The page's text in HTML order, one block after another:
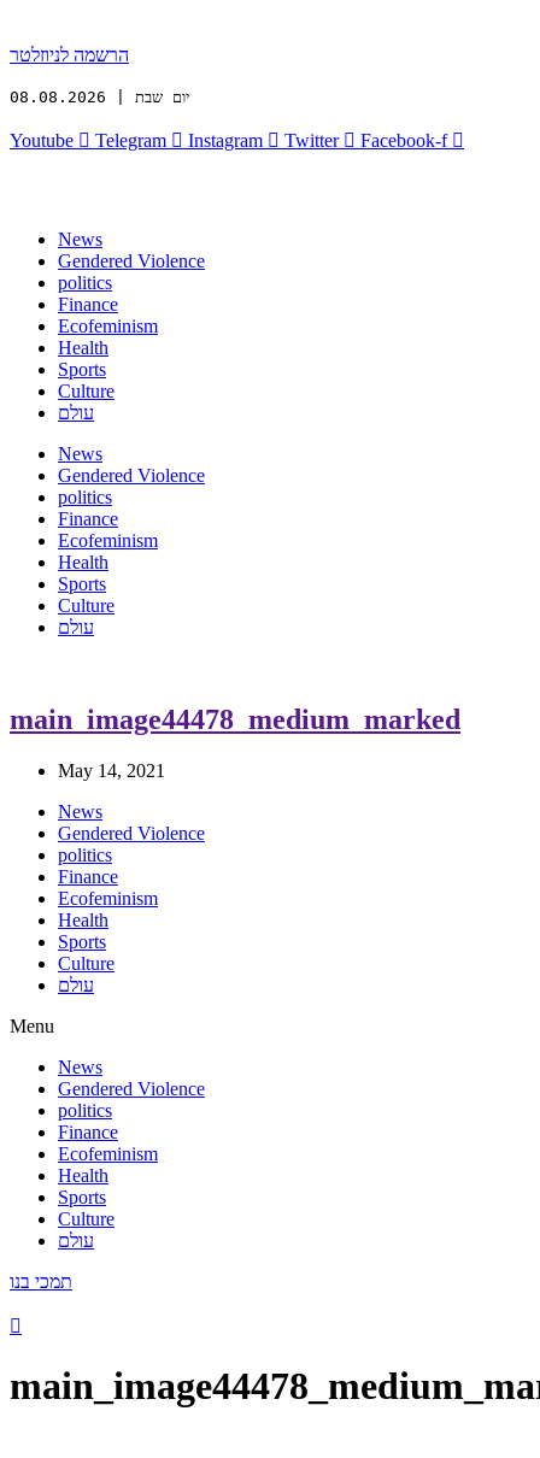
הרשמה לניוזלטר
יום שבת | 08.08.2026
Youtube Telegram Instagram Twitter Facebook-f
News
Gendered Violence
politics
Finance
Ecofeminism
Health
Sports
Culture
עולם
News
Gendered Violence
politics
Finance
Ecofeminism
Health
Sports
Culture
עולם
main_image44478_medium_marked
May 14, 2021
News
Gendered Violence
politics
Finance
Ecofeminism
Health
Sports
Culture
עולם
Menu
News
Gendered Violence
politics
Finance
Ecofeminism
Health
Sports
Culture
עולם
תמכי בנו